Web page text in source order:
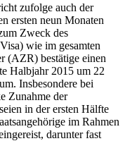
zufolge auch der
ersten neun Monaten
Zweck des
wie im gesamten
(AZR) bestätige einen
Halbjahr 2015 um 22
Insbesondere bei
Zunahme der
in der ersten Hälfte
im Rahmen
darunter fast